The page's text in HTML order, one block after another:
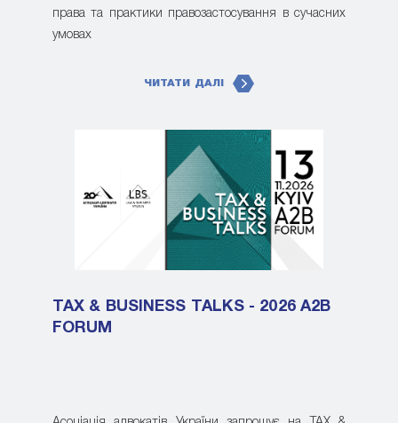
права та практики правозастосування в сучасних
умовах
ЧИТАТИ ДАЛІ
TAX & BUSINESS TALKS - 2026 A2B
FORUM